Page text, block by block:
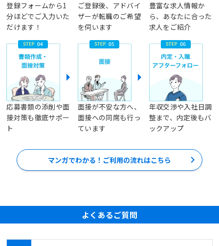
登録フォームから1
分ほどでご入力いた
だけます！
ご登録後、アドバイ
ザーが転職のご希望
を伺います
豊富な求人情報か
ら、あなたに合った
求人をご紹介
応募書類の添削や面
接対策も徹底サポー
ト
面接が不安な方へ、
面接への同席も行っ
ています
年収交渉や入社日調
整まで、内定後もバ
ックアップ
マンガでわかる！ご利用の流れはこちら
よくあるご質問